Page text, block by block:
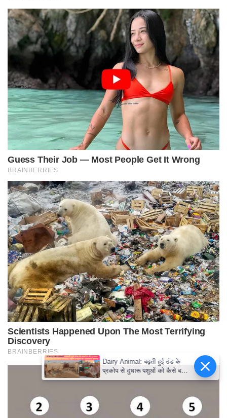
Dairy Animal: बढ़ती हुई ठंड के
प्रकोप से दुधारू पशुओं को कैसे बचाएं!
जानें बचाव के आसान उपाय